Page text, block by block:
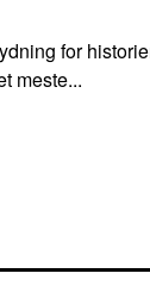
for
meste...